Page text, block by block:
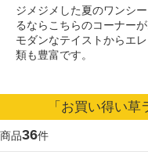
ジメジメした夏のワンシ
るならこちらのコーナーが
モダンなテイストからエ
類も豊富です。
「お買い得い
商品36件